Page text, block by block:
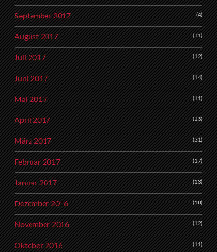
September 2017 (4)
August 2017 (11)
Juli 2017 (12)
Juni 2017 (14)
Mai 2017 (11)
April 2017 (13)
März 2017 (31)
Februar 2017 (17)
Januar 2017 (13)
Dezember 2016 (18)
November 2016 (12)
Oktober 2016 (11)